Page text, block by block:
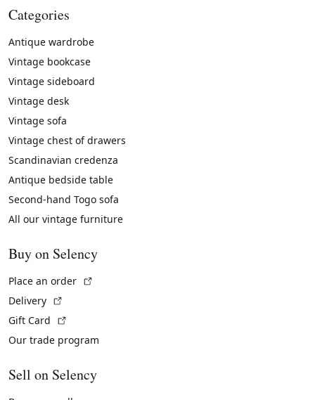
Categories
Antique wardrobe
Vintage bookcase
Vintage sideboard
Vintage desk
Vintage sofa
Vintage chest of drawers
Scandinavian credenza
Antique bedside table
Second-hand Togo sofa
All our vintage furniture
Buy on Selency
Place an order
Delivery
Gift Card
Our trade program
Sell on Selency